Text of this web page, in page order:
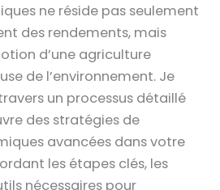
ne réside pas seulement
des rendements, mais
d’une agriculture
de l’environnement. Je
un processus détaillé
des stratégies de
avancées dans votre
les étapes clés, les
nécessaires pour